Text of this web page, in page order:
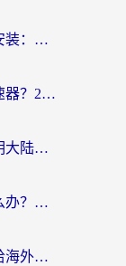
海外崩坏：星穹铁道加速器下载安装：一份给游子的终极网络指南
境外玩航海王热血航线用什么加速器？2026海外玩家实测最优方案（附欧洲问道堡垒前线加速技巧）
在异国他乡，寻找连接故土的光明大陆免费加速器
在海外玩坦克世界闪击战很卡怎么办？老玩家亲测有效的加速器选择指南
欧洲怎么玩新诛仙不卡顿？一份给海外游子的国服游戏畅玩指南